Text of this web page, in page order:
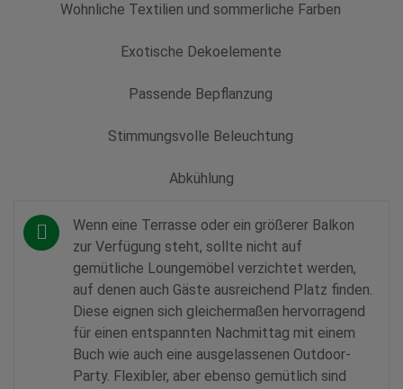
Wohnliche Textilien und sommerliche Farben
Exotische Dekoelemente
Passende Bepflanzung
Stimmungsvolle Beleuchtung
Abkühlung
Wenn eine Terrasse oder ein größerer Balkon
zur Verfügung steht, sollte nicht auf
gemütliche Loungemöbel verzichtet werden,
auf denen auch Gäste ausreichend Platz finden.
Diese eignen sich gleichermaßen hervorragend
für einen entspannten Nachmittag mit einem
Buch wie auch eine ausgelassenen Outdoor-
Party. Flexibler, aber ebenso gemütlich sind